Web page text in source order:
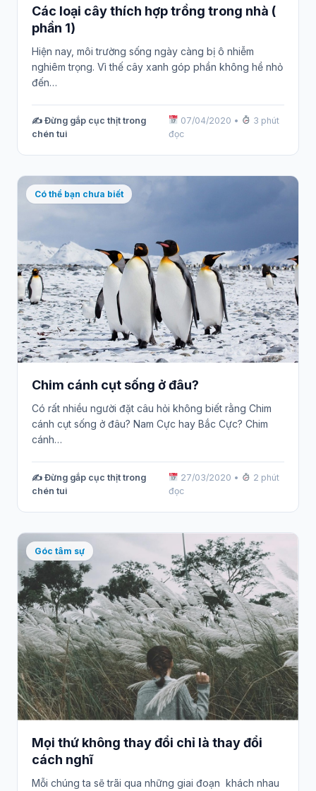
Các loại cây thích hợp trồng trong nhà (
phần 1)
Hiện nay, môi trường sống ngày càng bị ô nhiễm
nghiêm trọng. Vì thế cây xanh góp phần không hề nhỏ
đến…
✍️ Đừng gắp cục thịt trong
chén tui
07/04/2020 •
3 phút
đọc
Có thể bạn chưa biết
Chim cánh cụt sống ở đâu?
Có rất nhiều người đặt câu hỏi không biết rằng Chim
cánh cụt sống ở đâu? Nam Cực hay Bắc Cực? Chim
cánh…
✍️ Đừng gắp cục thịt trong
chén tui
27/03/2020 •
2 phút
đọc
Góc tâm sự
Mọi thứ không thay đổi chỉ là thay đổi
cách nghĩ
Mỗi chúng ta sẽ trãi qua những giai đoạn khách nhau